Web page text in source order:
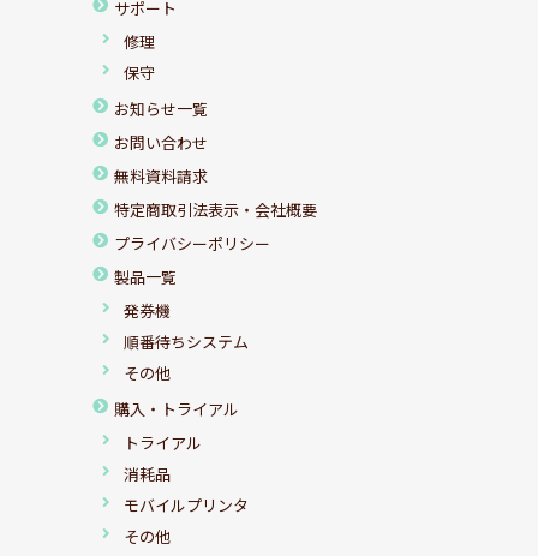
サポート
修理
保守
お知らせ一覧
お問い合わせ
無料資料請求
特定商取引法表示・会社概要
プライバシーポリシー
製品一覧
発券機
順番待ちシステム
その他
購入・トライアル
トライアル
消耗品
モバイルプリンタ
その他